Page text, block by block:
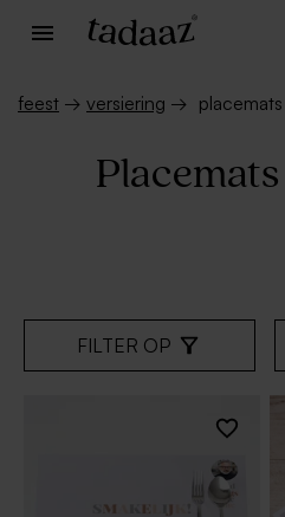
feest → versiering → placemats
FILTER OP